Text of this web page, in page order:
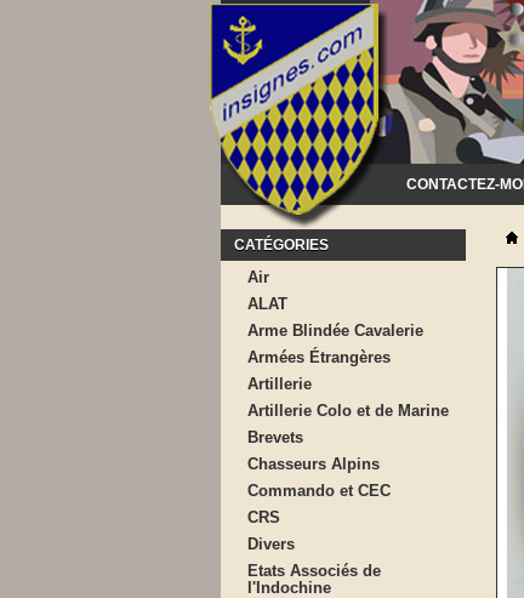
CONTACTEZ-MOI
CATÉGORIES
Air
ALAT
Arme Blindée Cavalerie
Armées Étrangères
Artillerie
Artillerie Colo et de Marine
Brevets
Chasseurs Alpins
Commando et CEC
CRS
Divers
Etats Associés de
l'Indochine